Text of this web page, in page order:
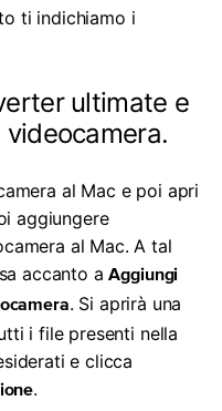
ti indichiamo i
ultimate e
al Mac e poi apri
aggiungere
al Mac. A tal
accanto a Aggiungi
. Si aprirà una
i file presenti nella
e clicca
.